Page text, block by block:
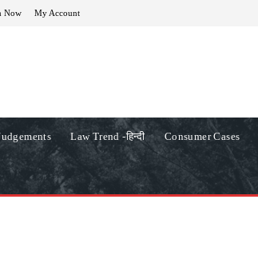
Now My Account
Law Trend -हिन्दी Consumer Cases